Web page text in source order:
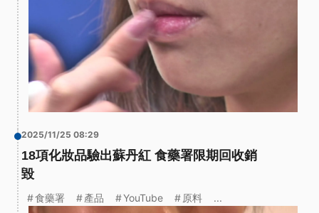
2025/11/25 08:29
18項化妝品驗出蘇丹紅 食藥署限期回收銷
毀
食藥署 產品 YouTube 原料 ...